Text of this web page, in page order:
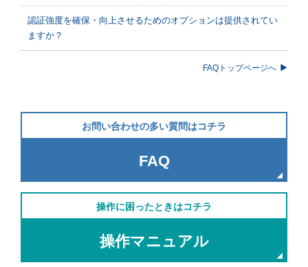
認証強度を確保・向上させるためのオプションは提供されてい
ますか？
FAQトップページへ
お問い合わせの多い質問はコチラ
FAQ
操作に困ったときはコチラ
操作マニュアル